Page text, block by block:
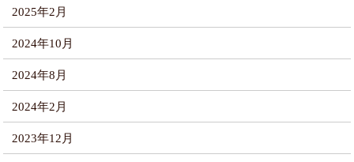
2025年2月
2024年10月
2024年8月
2024年2月
2023年12月